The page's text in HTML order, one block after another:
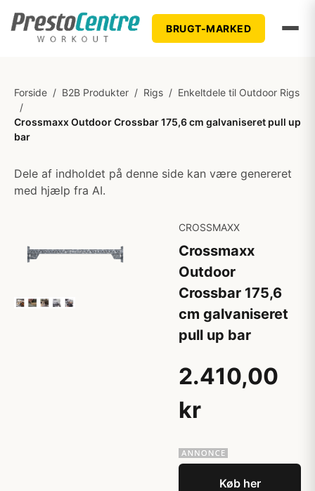
BRUGT-MARKED
Forside / B2B Produkter / Rigs / Enkeltdele til Outdoor Rigs
/
Crossmaxx Outdoor Crossbar 175,6 cm galvaniseret pull up
bar
Dele af indholdet på denne side kan være genereret
med hjælp fra AI.
CROSSMAXX
Crossmaxx
Outdoor
Crossbar 175,6
cm galvaniseret
pull up bar
2.410,00
kr
Køb her